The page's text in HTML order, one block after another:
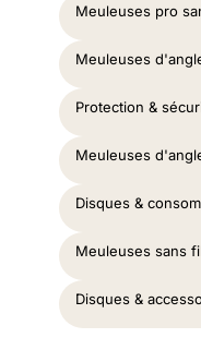
Meuleuses pro
Meuleuses
Protection &
Meuleuses
Disques &
Meuleuses sans
Disques &